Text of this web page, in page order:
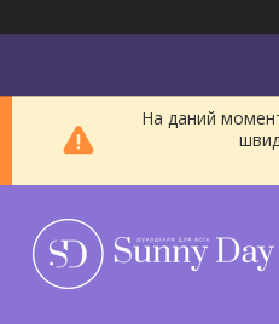
На даний